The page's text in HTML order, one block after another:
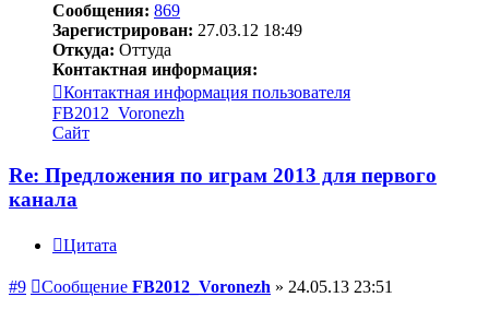
Сообщения: 869
Зарегистрирован: 27.03.12 18:49
Откуда: Оттуда
Контактная информация:
Контактная информация пользователя
FB2012_Voronezh
Сайт
Re: Предложения по играм 2013 для первого
канала
Цитата
#9 Сообщение FB2012_Voronezh » 24.05.13 23:51